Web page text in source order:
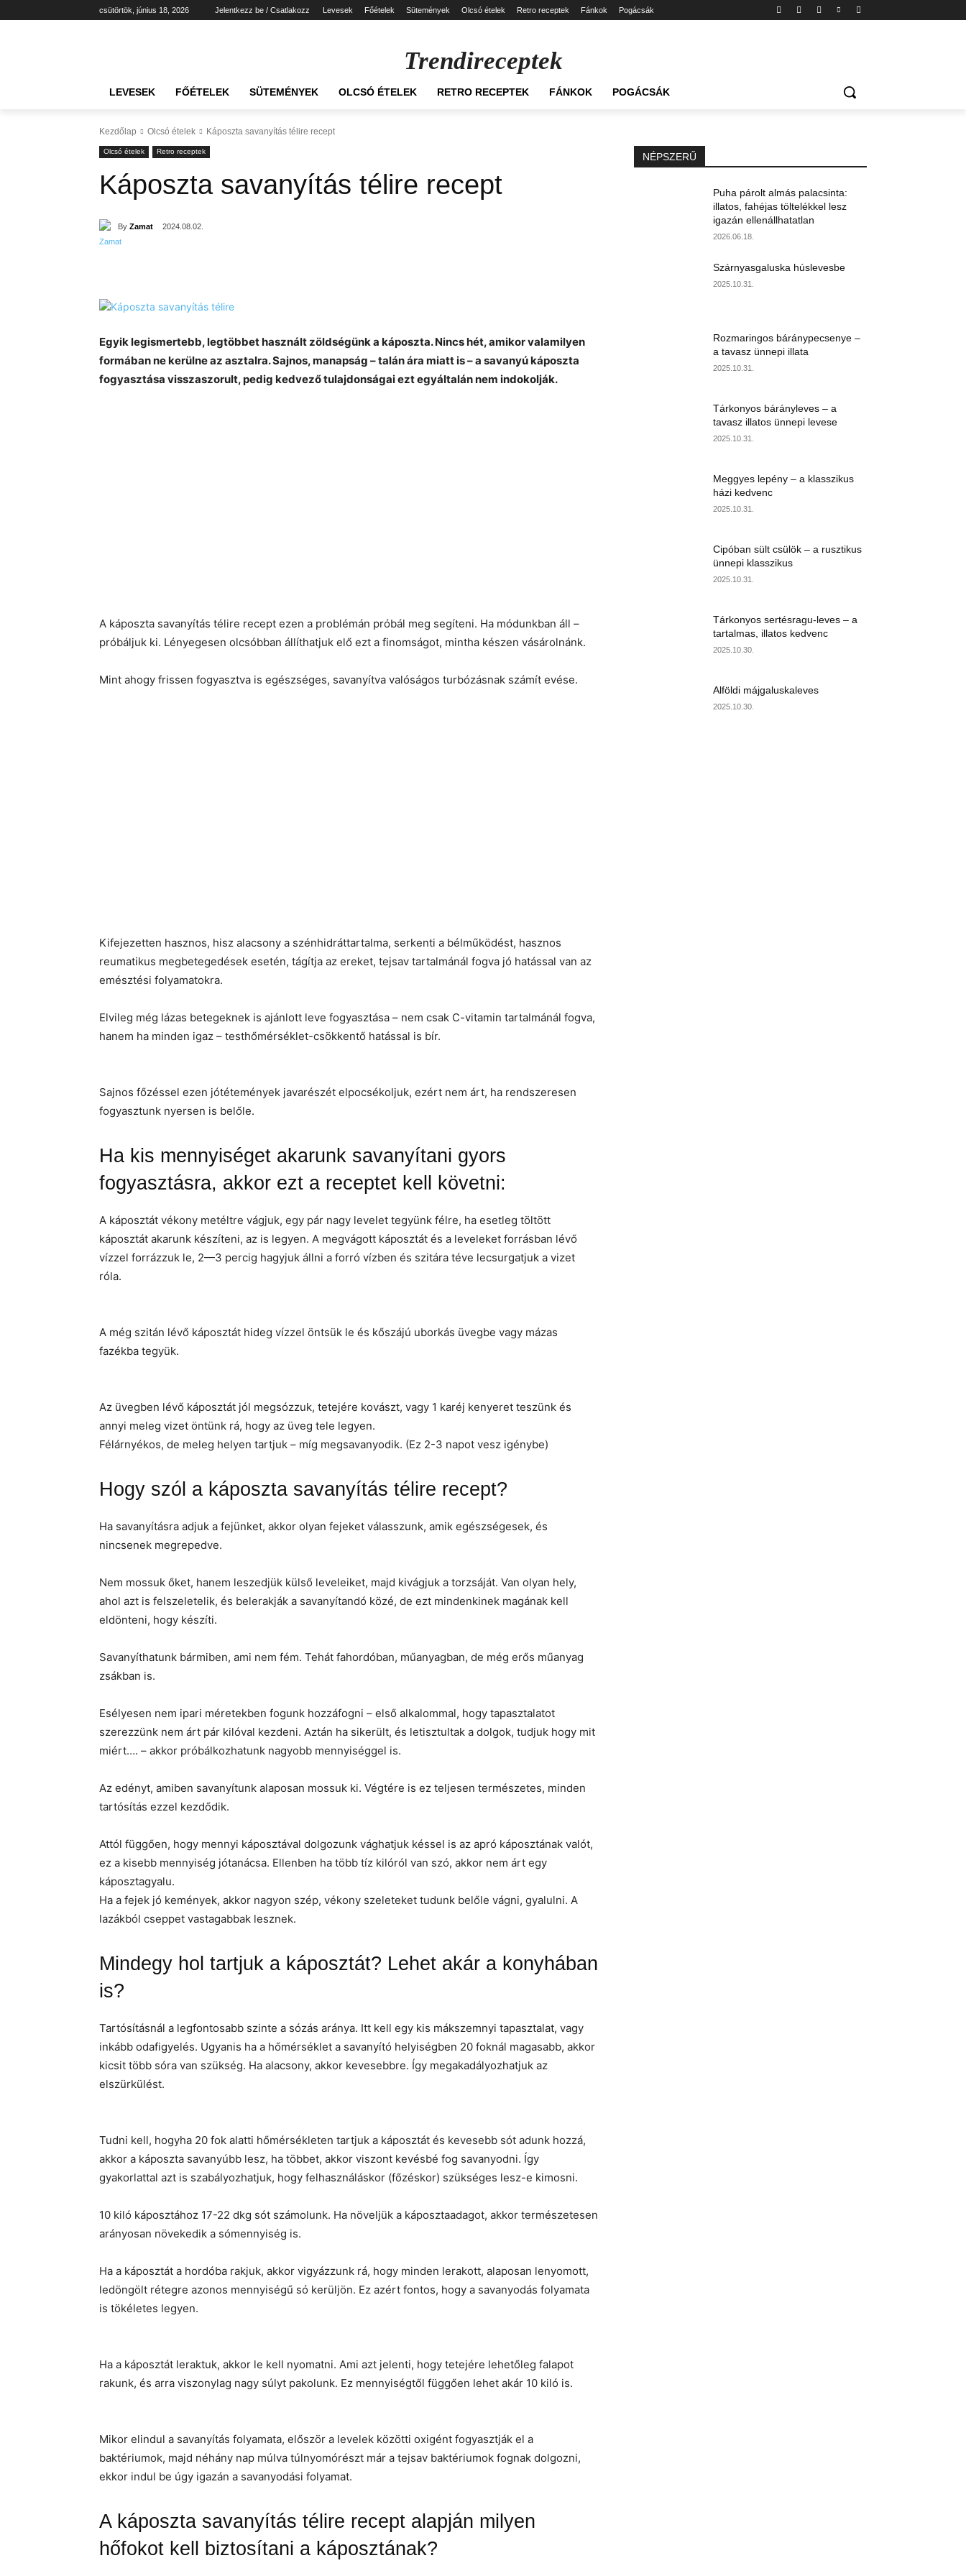
csütörtök, június 18, 2026 Jelentkezz be / Csatlakozz Levesek Főételek Sütemények Olcsó ételek Retro receptek Fánkok Pogácsák
Trendireceptek
LEVESEK FŐÉTELEK SÜTEMÉNYEK OLCSÓ ÉTELEK RETRO RECEPTEK FÁNKOK POGÁCSÁK
Kezdőlap Olcsó ételek Káposzta savanyítás télire recept
Olcsó ételek Retro receptek
Káposzta savanyítás télire recept
By Zamat 2024.08.02.
Egyik legismertebb, legtöbbet használt zöldségünk a káposzta. Nincs hét, amikor valamilyen
formában ne kerülne az asztalra. Sajnos, manapság – talán ára miatt is – a savanyú káposzta
fogyasztása visszaszorult, pedig kedvező tulajdonságai ezt egyáltalán nem indokolják.
A káposzta savanyítás télire recept ezen a problémán próbál meg segíteni. Ha módunkban áll –
próbáljuk ki. Lényegesen olcsóbban állíthatjuk elő ezt a finomságot, mintha készen vásárolnánk.
Mint ahogy frissen fogyasztva is egészséges, savanyítva valóságos turbózásnak számít evése.
Kifejezetten hasznos, hisz alacsony a szénhidráttartalma, serkenti a bélműködést, hasznos
reumatikus megbetegedések esetén, tágítja az ereket, tejsav tartalmánál fogva jó hatással van az
emésztési folyamatokra.
Elvileg még lázas betegeknek is ajánlott leve fogyasztása – nem csak C-vitamin tartalmánál fogva,
hanem ha minden igaz – testhőmérséklet-csökkentő hatással is bír.
Sajnos főzéssel ezen jótétemények javarészét elpocsékoljuk, ezért nem árt, ha rendszeresen
fogyasztunk nyersen is belőle.
Ha kis mennyiséget akarunk savanyítani gyors
fogyasztásra, akkor ezt a receptet kell követni:
A káposztát vékony metéltre vágjuk, egy pár nagy levelet tegyünk félre, ha esetleg töltött
káposztát akarunk készíteni, az is legyen. A megvágott káposztát és a leveleket forrásban lévő
vízzel forrázzuk le, 2—3 percig hagyjuk állni a forró vízben és szitára téve lecsurgatjuk a vizet
róla.
A még szitán lévő káposztát hideg vízzel öntsük le és kőszájú uborkás üvegbe vagy mázas
fazékba tegyük.
Az üvegben lévő káposztát jól megsózzuk, tetejére kovászt, vagy 1 karéj kenyeret teszünk és
annyi meleg vizet öntünk rá, hogy az üveg tele legyen.
Félárnyékos, de meleg helyen tartjuk – míg megsavanyodik. (Ez 2-3 napot vesz igénybe)
Hogy szól a káposzta savanyítás télire recept?
Ha savanyításra adjuk a fejünket, akkor olyan fejeket válasszunk, amik egészségesek, és
nincsenek megrepedve.
Nem mossuk őket, hanem leszedjük külső leveleiket, majd kivágjuk a torzsáját. Van olyan hely,
ahol azt is felszeletelik, és belerakják a savanyítandó közé, de ezt mindenkinek magának kell
eldönteni, hogy készíti.
Savanyíthatunk bármiben, ami nem fém. Tehát fahordóban, műanyagban, de még erős műanyag
zsákban is.
Esélyesen nem ipari méretekben fogunk hozzáfogni – első alkalommal, hogy tapasztalatot
szerezzünk nem árt pár kilóval kezdeni. Aztán ha sikerült, és letisztultak a dolgok, tudjuk hogy mit
miért…. – akkor próbálkozhatunk nagyobb mennyiséggel is.
Az edényt, amiben savanyítunk alaposan mossuk ki. Végtére is ez teljesen természetes, minden
tartósítás ezzel kezdődik.
Attól függően, hogy mennyi káposztával dolgozunk vághatjuk késsel is az apró káposztának valót,
ez a kisebb mennyiség jótanácsa. Ellenben ha több tíz kilóról van szó, akkor nem árt egy
káposztagyalu.
Ha a fejek jó kemények, akkor nagyon szép, vékony szeleteket tudunk belőle vágni, gyalulni. A
lazákból cseppet vastagabbak lesznek.
Mindegy hol tartjuk a káposztát? Lehet akár a konyhában
is?
Tartósításnál a legfontosabb szinte a sózás aránya. Itt kell egy kis mákszemnyi tapasztalat, vagy
inkább odafigyelés. Ugyanis ha a hőmérséklet a savanyító helyiségben 20 foknál magasabb, akkor
kicsit több sóra van szükség. Ha alacsony, akkor kevesebbre. Így megakadályozhatjuk az
elszürkülést.
Tudni kell, hogyha 20 fok alatti hőmérsékleten tartjuk a káposztát és kevesebb sót adunk hozzá,
akkor a káposzta savanyúbb lesz, ha többet, akkor viszont kevésbé fog savanyodni. Így
gyakorlattal azt is szabályozhatjuk, hogy felhasználáskor (főzéskor) szükséges lesz-e kimosni.
10 kiló káposztához 17-22 dkg sót számolunk. Ha növeljük a káposztaadagot, akkor természetesen
arányosan növekedik a sómennyiség is.
Ha a káposztát a hordóba rakjuk, akkor vigyázzunk rá, hogy minden lerakott, alaposan lenyomott,
ledöngölt rétegre azonos mennyiségű só kerüljön. Ez azért fontos, hogy a savanyodás folyamata
is tökéletes legyen.
Ha a káposztát leraktuk, akkor le kell nyomatni. Ami azt jelenti, hogy tetejére lehetőleg falapot
rakunk, és arra viszonylag nagy súlyt pakolunk. Ez mennyiségtől függően lehet akár 10 kiló is.
Mikor elindul a savanyítás folyamata, először a levelek közötti oxigént fogyasztják el a
baktériumok, majd néhány nap múlva túlnyomórészt már a tejsav baktériumok fognak dolgozni,
ekkor indul be úgy igazán a savanyodási folyamat.
A káposzta savanyítás télire recept alapján milyen
hőfokot kell biztosítani a káposztának?
NÉPSZERŰ
Puha párolt almás palacsinta:
illatos, fahéjas töltelékkel lesz
igazán ellenállhatatlan
2026.06.18.
Szárnyasgaluska húslevesbe
2025.10.31.
Rozmaringos báránypecsenye –
a tavasz ünnepi illata
2025.10.31.
Tárkonyos bárányleves – a
tavasz illatos ünnepi levese
2025.10.31.
Meggyes lepény – a klasszikus
házi kedvenc
2025.10.31.
Cipóban sült csülök – a rusztikus
ünnepi klasszikus
2025.10.31.
Tárkonyos sertésragu-leves – a
tartalmas, illatos kedvenc
2025.10.30.
Alföldi májgaluskaleves
2025.10.30.